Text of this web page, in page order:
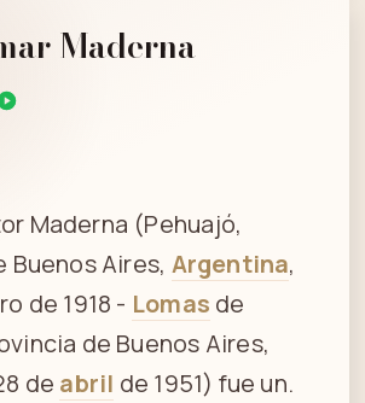
Maderna
Maderna (Pehuajó,
Buenos Aires, Argentina,
de 1918 - Lomas de
de Buenos Aires,
de abril de 1951) fue un.